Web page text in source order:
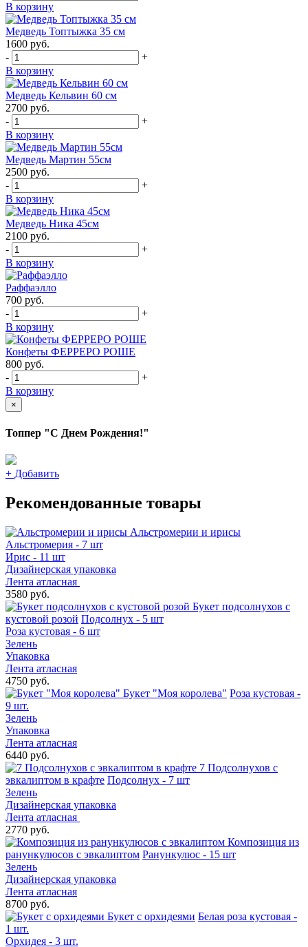
В корзину
Медведь Топтыжка 35 см
1600 руб.
-
+
В корзину
Медведь Кельвин 60 см
2700 руб.
-
+
В корзину
Медведь Мартин 55см
2500 руб.
-
+
В корзину
Медведь Ника 45см
2100 руб.
-
+
В корзину
Раффаэлло
700 руб.
-
+
В корзину
Конфеты ФЕРРЕРО РОШЕ
800 руб.
-
+
В корзину
×
Топпер "С Днем Рождения!"
+ Добавить
Рекомендованные товары
Альстромерии и ирисы
Альстромерия - 7 шт
Ирис - 11 шт
Дизайнерская упаковка
Лента атласная
3580 руб.
Букет подсолнухов с
кустовой розой Подсолнух - 5 шт
Роза кустовая - 6 шт
Зелень
Упаковка
Лента атласная
4750 руб.
Букет "Моя королева" Роза кустовая -
9 шт.
Зелень
Упаковка
Лента атласная
6440 руб.
7 Подсолнухов с
эвкалиптом в крафте Подсолнух - 7 шт
Зелень
Дизайнерская упаковка
Лента атласная
2770 руб.
Композиция из
ранункулюсов с эвкалиптом Ранункулюс - 15 шт
Зелень
Дизайнерская упаковка
Лента атласная
8700 руб.
Букет с орхидеями Белая роза кустовая -
1 шт.
Орхидея - 3 шт.